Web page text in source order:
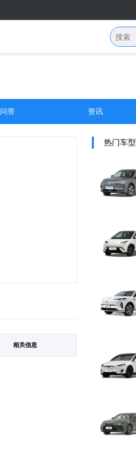
问答 资讯
相关信息
热门车型